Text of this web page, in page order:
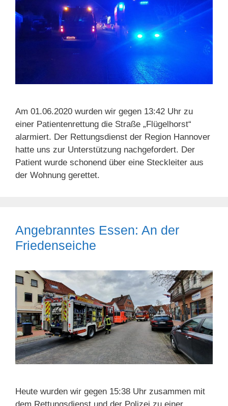
Am 01.06.2020 wurden wir gegen 13:42 Uhr zu
einer Patientenrettung die Straße „Flügelhorst“
alarmiert. Der Rettungsdienst der Region Hannover
hatte uns zur Unterstützung nachgefordert. Der
Patient wurde schonend über eine Steckleiter aus
der Wohnung gerettet.
Angebranntes Essen: An der
Friedenseiche
Heute wurden wir gegen 15:38 Uhr zusammen mit